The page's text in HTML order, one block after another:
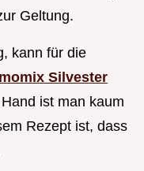
Geltung.
kann für die
Silvester
ist man kaum
Rezept ist, dass